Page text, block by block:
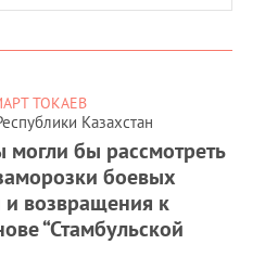
ТОКАЕВ
Казахстан
могли бы рассмотреть
боевых
и возвращения к
“Стамбульской